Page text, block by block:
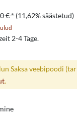
€ * (11,62% säästetud)
2-4 Tage.
Saksa veebipoodi
.